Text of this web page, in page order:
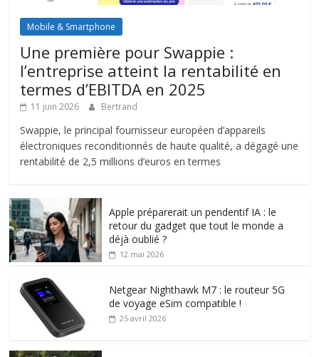
Mobile & Smartphone
Une première pour Swappie :
l’entreprise atteint la rentabilité en
termes d’EBITDA en 2025
11 juin 2026 Bertrand
Swappie, le principal fournisseur européen d’appareils
électroniques reconditionnés de haute qualité, a dégagé une
rentabilité de 2,5 millions d’euros en termes
Apple préparerait un pendentif IA : le
retour du gadget que tout le monde a
déjà oublié ?
12 mai 2026
Netgear Nighthawk M7 : le routeur 5G
de voyage eSim compatible !
25 avril 2026